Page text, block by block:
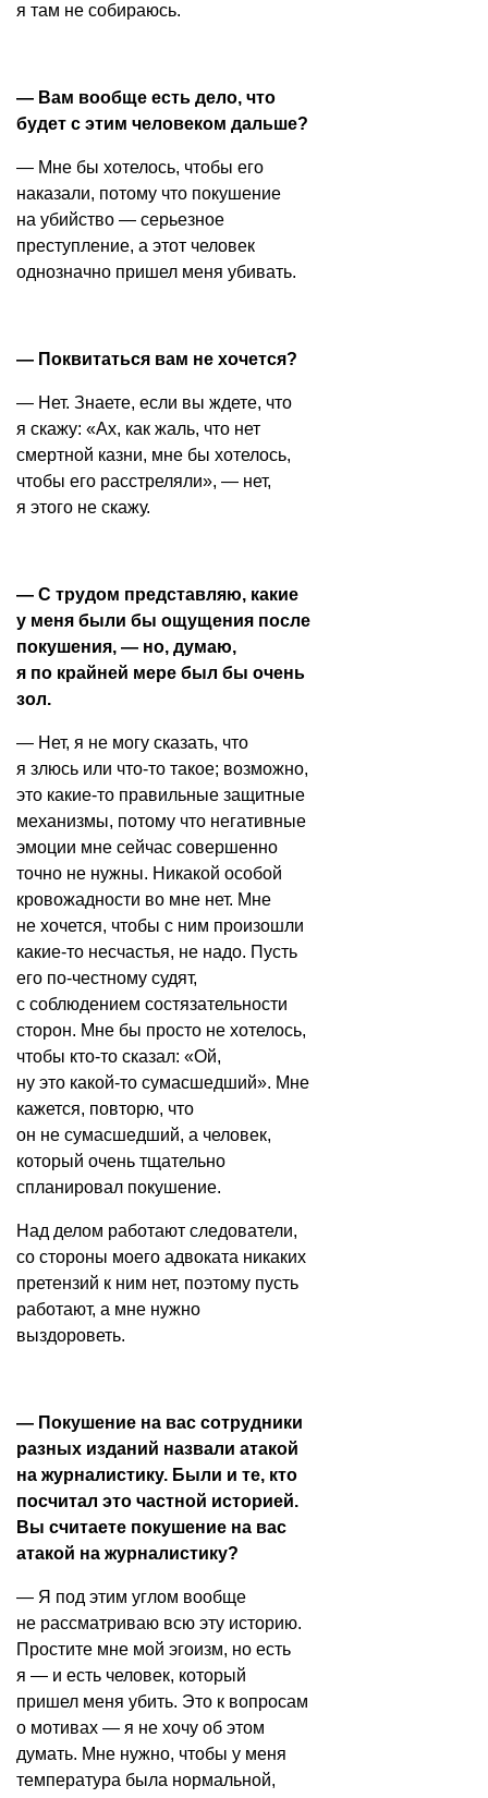
я там не собираюсь.
— Вам вообще есть дело, что
будет с этим человеком дальше?
— Мне бы хотелось, чтобы его
наказали, потому что покушение
на убийство — серьезное
преступление, а этот человек
однозначно пришел меня убивать.
— Поквитаться вам не хочется?
— Нет. Знаете, если вы ждете, что
я скажу: «Ах, как жаль, что нет
смертной казни, мне бы хотелось,
чтобы его расстреляли», — нет,
я этого не скажу.
— С трудом представляю, какие
у меня были бы ощущения после
покушения, — но, думаю,
я по крайней мере был бы очень
зол.
— Нет, я не могу сказать, что
я злюсь или что-то такое; возможно,
это какие-то правильные защитные
механизмы, потому что негативные
эмоции мне сейчас совершенно
точно не нужны. Никакой особой
кровожадности во мне нет. Мне
не хочется, чтобы с ним произошли
какие-то несчастья, не надо. Пусть
его по-честному судят,
с соблюдением состязательности
сторон. Мне бы просто не хотелось,
чтобы кто-то сказал: «Ой,
ну это какой-то сумасшедший». Мне
кажется, повторю, что
он не сумасшедший, а человек,
который очень тщательно
спланировал покушение.
Над делом работают следователи,
со стороны моего адвоката никаких
претензий к ним нет, поэтому пусть
работают, а мне нужно
выздороветь.
— Покушение на вас сотрудники
разных изданий назвали атакой
на журналистику. Были и те, кто
посчитал это частной историей.
Вы считаете покушение на вас
атакой на журналистику?
— Я под этим углом вообще
не рассматриваю всю эту историю.
Простите мне мой эгоизм, но есть
я — и есть человек, который
пришел меня убить. Это к вопросам
о мотивах — я не хочу об этом
думать. Мне нужно, чтобы у меня
температура была нормальной,